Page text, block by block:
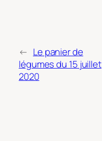
← Le panier de
légumes du 15 juillet
2020